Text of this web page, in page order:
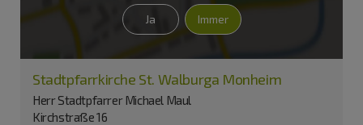
Ja Immer
Stadtpfarrkirche St. Walburga Monheim
Herr Stadtpfarrer Michael Maul
Kirchstraße 16